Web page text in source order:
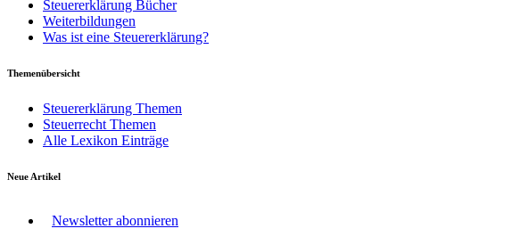
Steuererklärung Bücher
Weiterbildungen
Was ist eine Steuererklärung?
Themenübersicht
Steuererklärung Themen
Steuerrecht Themen
Alle Lexikon Einträge
Neue Artikel
Newsletter abonnieren